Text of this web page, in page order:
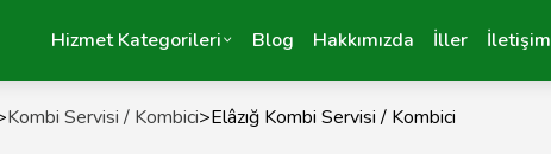
Hizmet Kategorileri Blog Hakkımızda İller İletişim
Kombi Servisi / Kombici>Elâzığ Kombi Servisi / Kombici